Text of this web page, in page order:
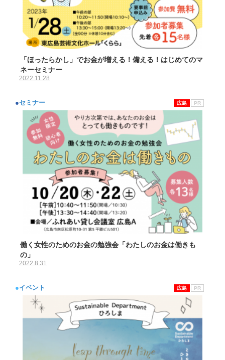
「ほったらかし」でお金が増える！備える！はじめてのマ
ネーセミナー
2022.11.28
●セミナー PR
広島
働く女性のためのお金の勉強会「わたしのお金は働きも
の」
2022.8.31
●イベント PR
広島